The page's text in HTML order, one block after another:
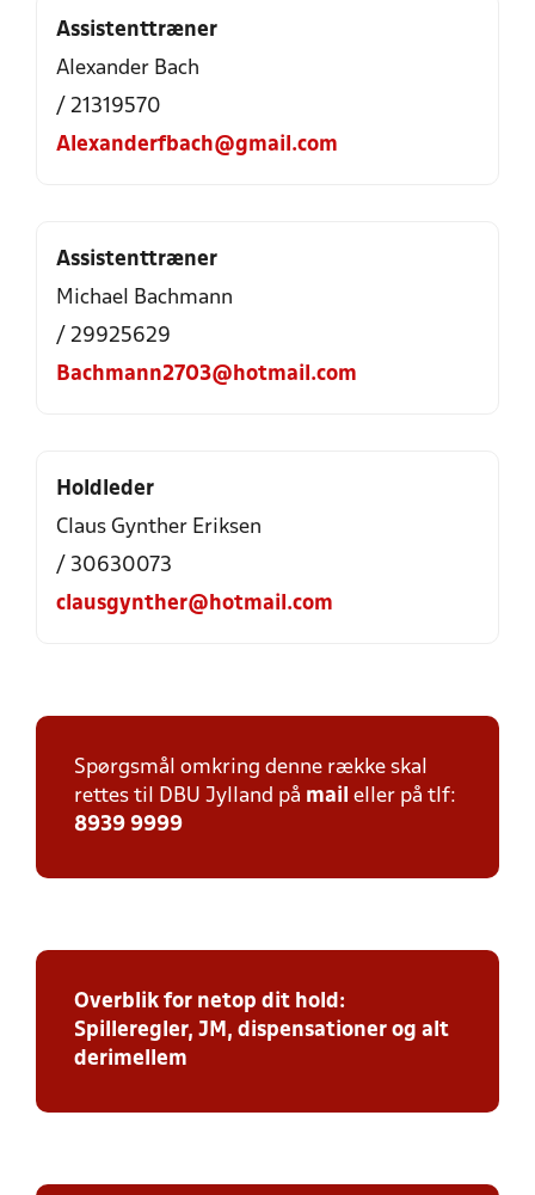
Assistenttræner
Alexander Bach
/ 21319570
Alexanderfbach@gmail.com
Assistenttræner
Michael Bachmann
/ 29925629
Bachmann2703@hotmail.com
Holdleder
Claus Gynther Eriksen
/ 30630073
clausgynther@hotmail.com
Spørgsmål omkring denne række skal
rettes til DBU Jylland på mail eller på tlf:
8939 9999
Overblik for netop dit hold:
Spilleregler, JM, dispensationer og alt
derimellem